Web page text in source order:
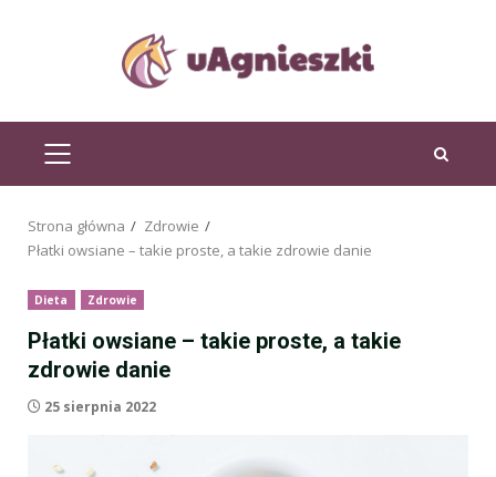
MENU
GŁÓWNE
Strona główna
Zdrowie
Płatki owsiane – takie proste, a takie zdrowie danie
Dieta Zdrowie
Płatki owsiane – takie proste, a takie
zdrowie danie
25 sierpnia 2022